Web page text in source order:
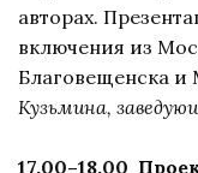
авторах.
включения из
Благовещенска и
Кузьмина,
17.00–18.00